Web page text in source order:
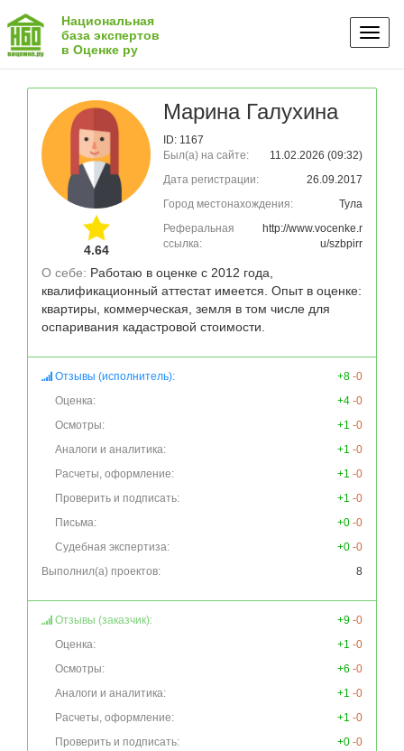
Национальная
база экспертов
в Оценке ру
4.64
Марина Галухина
ID: 1167
Был(а) на сайте:
11.02.2026 (09:32)
Дата регистрации:
26.09.2017
Город местонахождения:
Тула
Реферальная
ссылка:
http://www.vocenke.r
u/szbpirr
О себе: Работаю в оценке с 2012 года,
квалификационный аттестат имеется. Опыт в оценке:
квартиры, коммерческая, земля в том числе для
оспаривания кадастровой стоимости.
Отзывы (исполнитель): +8 -0
Оценка:
+4 -0
Осмотры:
+1 -0
Аналоги и аналитика:
+1 -0
Расчеты, оформление:
+1 -0
Проверить и подписать:
+1 -0
Письма:
+0 -0
Судебная экспертиза:
+0 -0
Выполнил(а) проектов:
8
Отзывы (заказчик): +9 -0
Оценка:
+1 -0
Осмотры:
+6 -0
Аналоги и аналитика:
+1 -0
Расчеты, оформление:
+1 -0
Проверить и подписать:
+0 -0